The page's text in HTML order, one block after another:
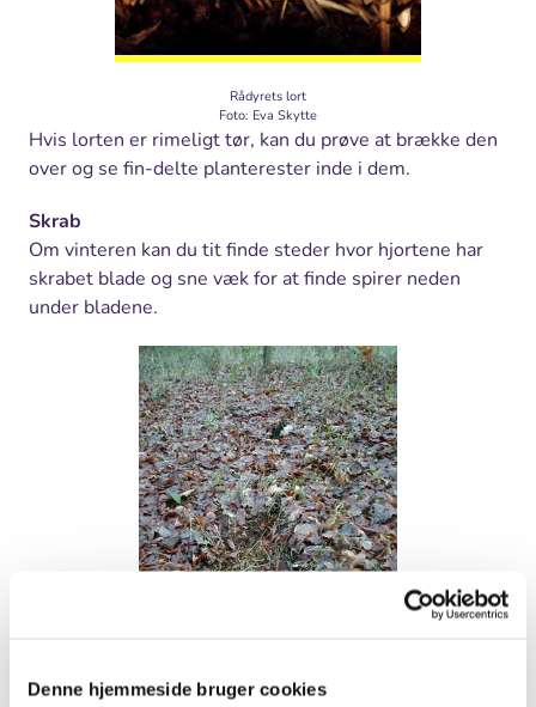
Denne hjemmeside bruger cookies
Rådyrets lort
Foto: Eva Skytte
Hvis lorten er rimeligt tør, kan du prøve at brække den
over og se fin-delte planterester inde i dem.
Skrab
Om vinteren kan du tit finde steder hvor hjortene har
skrabet blade og sne væk for at finde spirer neden
under bladene.